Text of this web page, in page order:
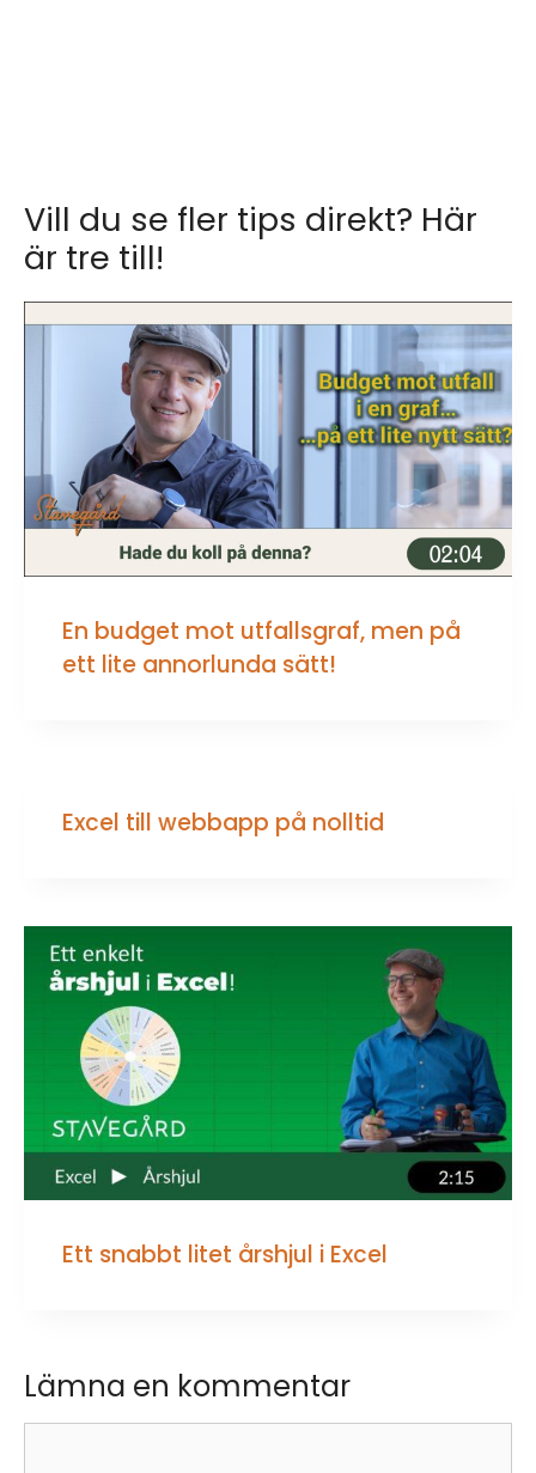
Vill du se fler tips direkt? Här
är tre till!
En budget mot utfallsgraf, men på
ett lite annorlunda sätt!
Excel till webbapp på nolltid
Ett snabbt litet årshjul i Excel
Lämna en kommentar